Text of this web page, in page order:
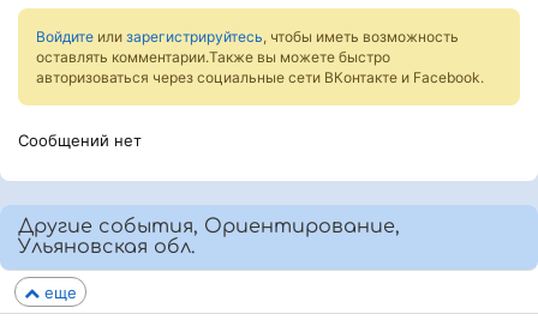
Войдите или зарегистрируйтесь, чтобы иметь возможность
оставлять комментарии.Также вы можете быстро
авторизоваться через социальные сети ВКонтакте и Facebook.
Сообщений нет
Другие события, Ориентирование,
Ульяновская обл.
еще